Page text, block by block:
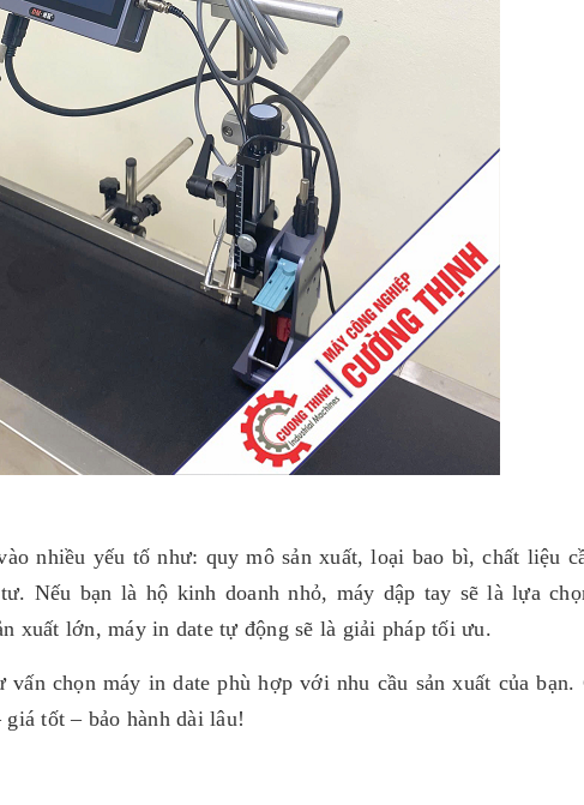
nhiều yếu tố như: quy mô sản xuất, loại bao bì, chất liệu
Nếu bạn là hộ kinh doanh nhỏ, máy dập tay sẽ là lựa
xuất lớn, máy in date tự động sẽ là giải pháp tối ưu.
chọn máy in date phù hợp với nhu cầu sản xuất của bạn.
tốt – bảo hành dài lâu!